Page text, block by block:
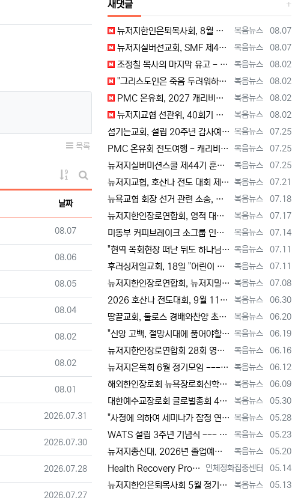
목록
게시물 정렬
게시판 검색
날짜
등록일
08.07
등록일
08.06
등록일
08.05
등록일
08.04
등록일
08.02
등록일
08.02
등록일
08.01
등록일
2026.07.31
등록일
2026.07.30
등록일
2026.07.28
등록일
2026.07.27
새댓글
등록자
복음뉴스 등록일
08.07
뉴저지한인은퇴목사회, 8월 정기모임 --- "요한처럼 예수님만 높이며 살자" [2026년 8월 7일 금요일 자 뉴욕일보 기사] ==> https…
등록자
복음뉴스 등록일
08.07
뉴저지실버선교회, SMF 제44기 실버미션스쿨 수강생 모집 [2026년 8월 7일 금요일 자 뉴욕일보 기사] ==> https://www.bog…
등록자
복음뉴스 등록일
08.02
조정칠 목사의 마지막 유고 - 홍수와 복(福) 자(字) [2026년 8월 1일 토요일 자 뉴욕일보 기사] ==> https://www.bogeu…
등록자
복음뉴스 등록일
08.02
"그리스도인은 죽음 두려워하지 않지만, 살아 있는 동안 다른 사람의 유익 + 믿음의 진보 위해 살아야" [2026년 7월 31일 금요일 자 뉴욕…
등록자
복음뉴스 등록일
08.02
PMC 온유회, 2027 캐리비안 크루즈 전도여행 참가자 모집 [2026년 7월 31일 금요일 자 뉴욕일보 기사] ==> https://www.…
등록자
복음뉴스 등록일
08.02
뉴저지교협 선관위, 40회기 회장 + 부회장 등록 + 추천 절차 공고 --- 8월 28일 등록 마감, 9월 28일 선거 [2026년 7월 29일…
등록자
복음뉴스 등록일
07.25
섬기는교회, 설립 20주년 감사예배 및 임직식 --- "이제 더 힘차게 창공을 날자" [2026년 7월 25일 토요일 자 뉴욕일보 기사] ==>…
등록자
복음뉴스 등록일
07.25
PMC 온유회 전도여행 - 캐리비언 크루즈 2027 안내 ==> https://www.bogeumnews.com/gnu54/bbs/board.p…
등록자
복음뉴스 등록일
07.25
뉴저지실버미션스쿨 제44기 훈련생 모집 안내 ==> https://www.bogeumnews.com/gnu54/bbs/board.php?bo_t…
등록자
복음뉴스 등록일
07.21
뉴저지교협, 호산나 전도 대회 제2차 준비 기도회 --- "사람이 아니라 하나님께서 일하신다" [2026년 7월 21일 화요일 자 뉴욕일보 기사…
등록자
복음뉴스 등록일
07.18
뉴욕교협 회장 선거 관련 소송, 청구인 측 "법원 조속한 결정과 심리ㅜ 요청" [2026년 7월 18일 토요일 자 뉴욕일보 기사] ==> htt…
등록자
복음뉴스 등록일
07.17
뉴저지한인장로연합회, 영적 대각성 기도회 --- "우리의 기준은 하나님 말씀" [2026년 7월 17일 금요일 자 뉴욕일보 기사] ==> htt…
등록자
복음뉴스 등록일
07.14
미동부 커피브레이크 소그룹 인도자 워크숍 8월 15일 더바인교회 + 필그림선교교회서 [2026년 7월 14일 화요일 자 뉴욕일보 기사] ==> …
등록자
복음뉴스 등록일
07.11
"현역 목회현장 떠난 뒤도 하나님 능력 + 은혜 다음 세대에 전하는 사명 계속" [2026년 7월 11일일 토요일 자 뉴욕일보 기사] ==> …
등록자
복음뉴스 등록일
07.11
후러싱제일교회, 18일 "어린이 천국" 만든다 [2026년 7월 11일 토요일 자 뉴욕일보 기사] ==> https://www.bogeumnew…
등록자
복음뉴스 등록일
07.08
뉴저지한인장로연합회, 뉴저지밀알선교단 방문 --- 장애우들에게 점심 식사 제공 + 사랑의 후원금 [2026년 7월 8일 수요일 자 뉴욕일보 기사…
등록자
복음뉴스 등록일
06.30
2026 호산나 전도대회, 9월 11일(금)부터 13일(주일)까지 뉴저지하베스트교회에서 [2026년 6월 30일 화요일 자 뉴욕일보 기사] ==…
등록자
복음뉴스 등록일
06.20
땅끝교회, 둘로스 경배와찬양 초청 찬양집회 --- "참행복은 주님께 쓰임 받는 것" [2026년 6월 20일 토요일 자 뉴욕일보 기사] ==> …
등록자
복음뉴스 등록일
06.19
"신앙 고백, 절망시대에 품어야할 희망, 마지막까지 하나님 손에 붙들려 쓰임 받고자 하는 삶의 의미" [2026년 6월 19일 금요일 자 뉴욕일…
등록자
복음뉴스 등록일
06.16
뉴저지한인장로연합회 28회 영적 대각성 기도회 [2026년 6월 16일 화요일 자 뉴욕일보 기사] ==> https://www.bogeumnew…
등록자
복음뉴스 등록일
06.12
뉴저지은목회 6월 정기모임 --- 강원호 목사, "복음은 구원, 구원의 목적은 하나님 나라의 삶" [2026년 6월 12일 금요일 자 뉴역일보 …
등록자
복음뉴스 등록일
06.09
해외한인장로회 뉴욕장로회신학대학(원), 40회 졸업감사예배 및 학위수여식 [2026년 6월 9일 화요일 자 뉴욕일보 기사] ==> https:/…
등록자
복음뉴스 등록일
05.30
대한예수교장로회 글로벌총회 48회 정기총회 --- "진리 위에 굳게 서서 복음으로 세상 정복하라" [2026년 5월 30일 토요일 자 뉴욕일보 …
등록자
복음뉴스 등록일
05.28
"사정에 의하여 세미나가 잠정 연기되었다"고 합니다. 착오 없으시기 바랍니다.
등록자
복음뉴스 등록일
05.23
WATS 설립 3주년 기념식 --- 천국 복음 전파와 영적 지도자 양성 사명 재확인 [2026년 5월 23일 토요일 자 뉴욕일보 기사] ==> …
등록자
복음뉴스 등록일
05.20
뉴저지총신대, 2026년 졸업예배 및 학위 수여식 --- "절업장은 학교가 주지만, 위임장은 주님이 주신다" [2026년 5월 20일 수요일 …
등록자
인체정화집중센터 등록일
05.14
Health Recovery Program 인체정화 집중센터 Health Recovery Program이 태어난 배경은 단순히 하나의 건강…
등록자
복음뉴스 등록일
05.13
뉴저지한인은퇴목사회 5월 정기모임 --- "천국 갈 준비되셨나요?" [2026년 5월 13일 수요일 자 뉴욕일보 기사] ==> https://w…